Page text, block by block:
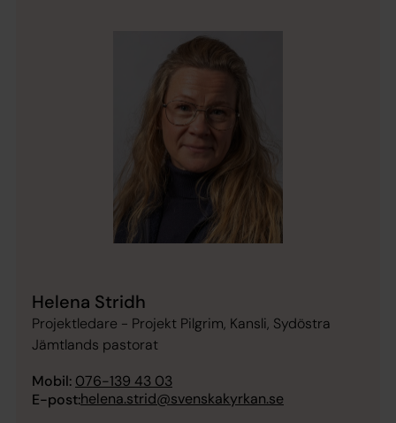
Helena Stridh
Projektledare - Projekt Pilgrim, Kansli, Sydöstra
Jämtlands pastorat
Mobil: 076-139 43 03
E-post:helena.strid@svenskakyrkan.se